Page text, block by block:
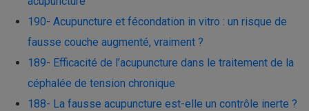
190- Acupuncture et fécondation in vitro : un risque de
fausse couche augmenté, vraiment ?
189- Efficacité de l’acupuncture dans le traitement de la
céphalée de tension chronique
188- La fausse acupuncture est-elle un contrôle inerte ?